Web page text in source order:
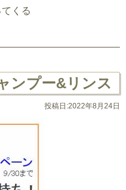
くる
ンプー&リンス
投稿日:2022年8月24日